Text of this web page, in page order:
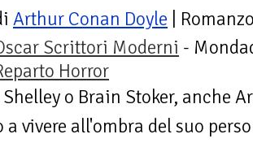
Arthur Conan Doyle |
Scrittori Moderni -
Horror
o Brain Stoker, anche
a vivere all'ombra del suo